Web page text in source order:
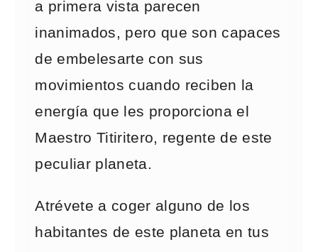
a primera vista parecen
inanimados, pero que son capaces
de embelesarte con sus
movimientos cuando reciben la
energía que les proporciona el
Maestro Titiritero, regente de este
peculiar planeta.
Atrévete a coger alguno de los
habitantes de este planeta en tus